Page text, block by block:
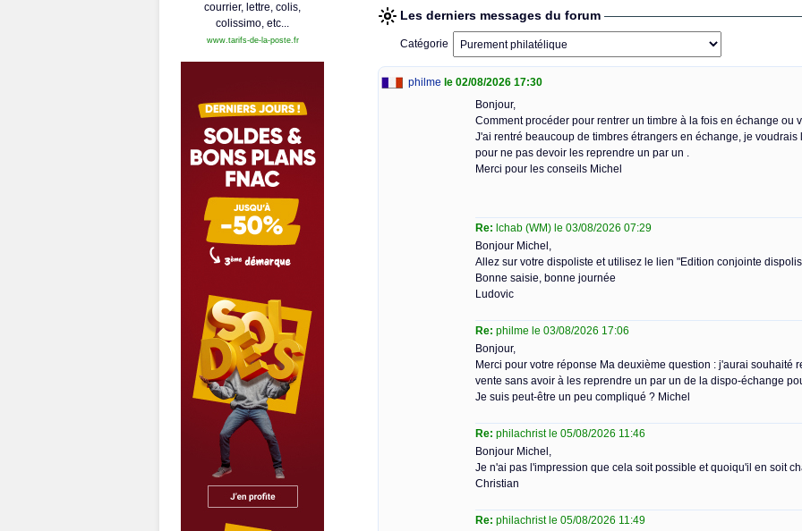
courrier, lettre, colis,
colissimo, etc...
www.tarifs-de-la-poste.fr
Les derniers messages du forum
Catégorie
philme le 02/08/2026 17:30
Bonjour,
Comment procéder pour rentrer un timbre à la fois en échange ou
J'ai rentré beaucoup de timbres étrangers en échange, je
pour ne pas devoir les reprendre un par un .
Merci pour les conseils Michel
Re: lchab (WM) le 03/08/2026 07:29
Bonjour Michel,
Allez sur votre dispoliste et utilisez le lien "Edition conjointe
Bonne saisie, bonne journée
Ludovic
Re: philme le 03/08/2026 17:06
Bonjour,
Merci pour votre réponse Ma deuxième question : j'aurai souhaité
vente sans avoir à les reprendre un par un de la dispo-échange
Je suis peut-être un peu compliqué ? Michel
Re: philachrist le 05/08/2026 11:46
Bonjour Michel,
Je n'ai pas l'impression que cela soit possible et quoiqu'il en soit
Christian
Re: philachrist le 05/08/2026 11:49